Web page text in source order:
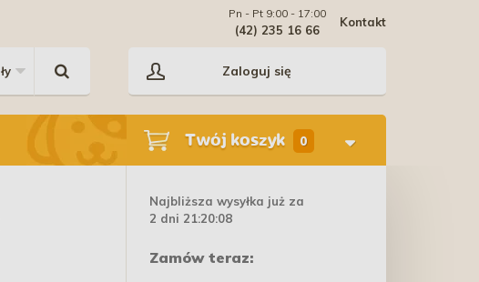
Kontakt
Pn - Pt 9:00 - 17:00
(42) 235 16 66
Zaloguj się
Twój koszyk 0
Najbliższa wysyłka już za
2 dni 21:20:08
Zamów teraz: